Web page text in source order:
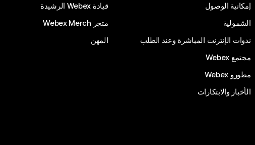
إمكانية الوصول
الشمولية
ندوات الإنترنت المباشرة وعند الطلب
مجتمع Webex
مطورو Webex
الأخبار والابتكارات
قيادة Webex الرشيدة
متجر Webex Merch
المهن